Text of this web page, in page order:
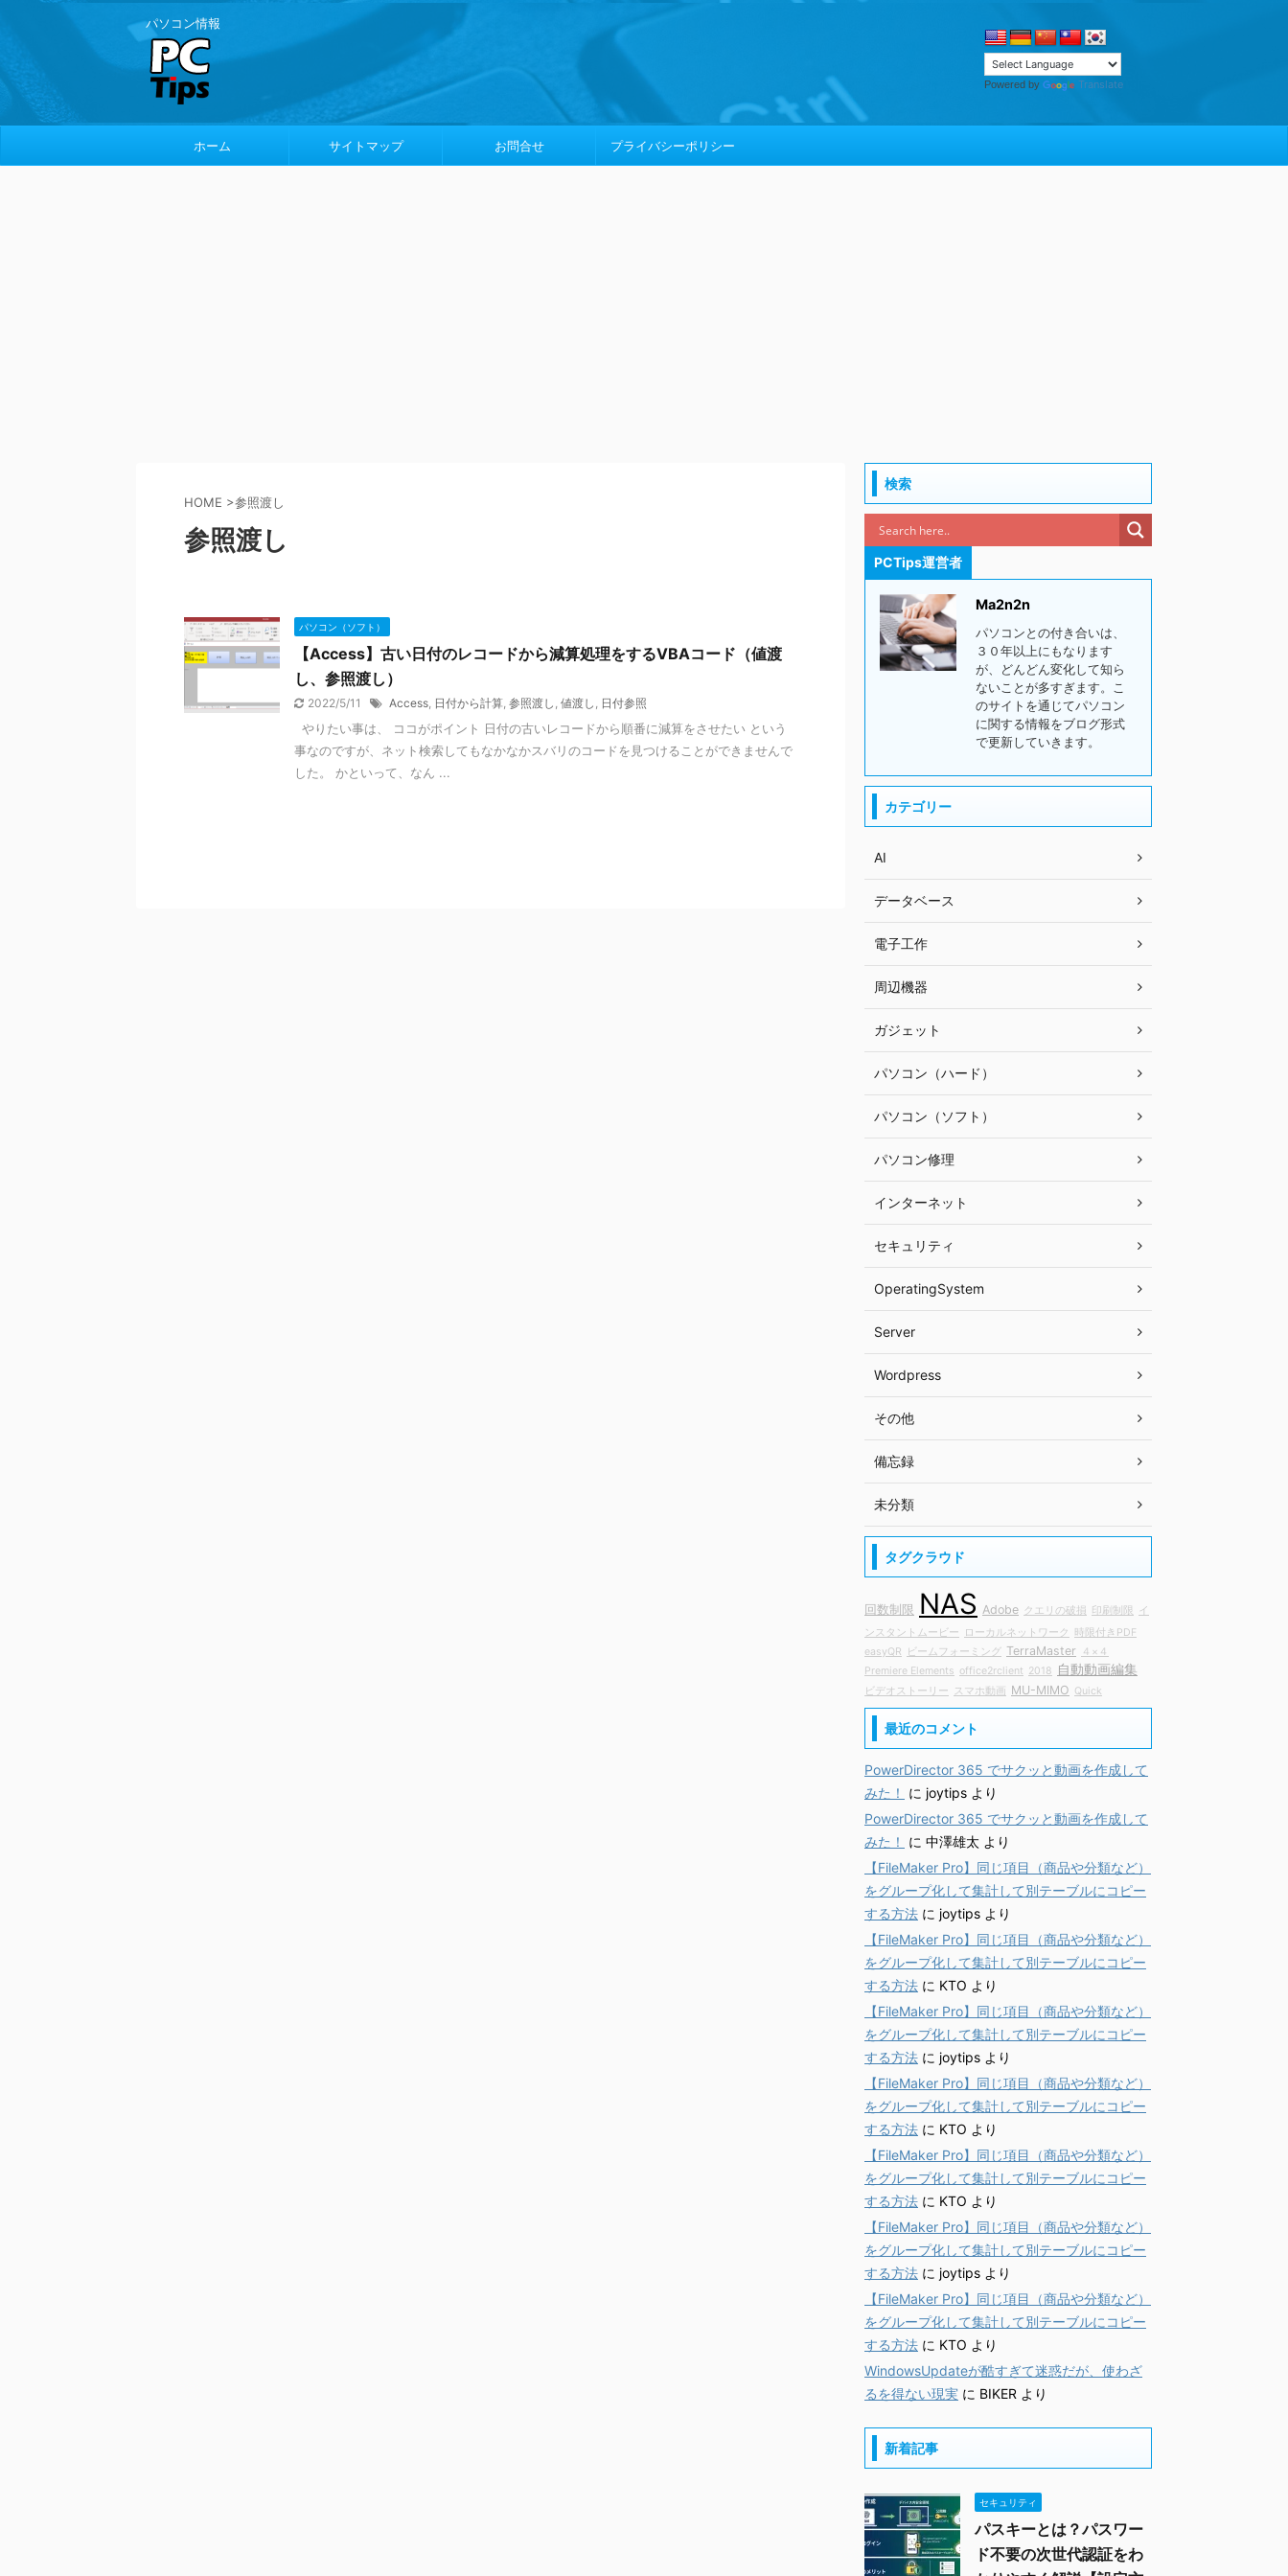
パソコン情報
Powered by Translate
ホーム サイトマップ お問合せ プライバシーポリシー
HOME >参照渡し
参照渡し
パソコン（ソフト）
【Access】古い日付のレコードから減算処理をするVBAコード（値渡
し、参照渡し）
2022/5/11 Access, 日付から計算, 参照渡し , 値渡し , 日付参照
やりたい事は、 ココがポイント 日付の古いレコードから順番に減算をさせたい という
事なのですが、ネット検索してもなかなかスバリのコードを見つけることができませんで
した。 かといって、なん ...
検索
PCTips運営者
Ma2n2n
パソコンとの付き合いは、
３０年以上にもなります
が、どんどん変化して知ら
ないことが多すぎます。こ
のサイトを通じてパソコン
に関する情報をブログ形式
で更新していきます。
カテゴリー
AI
データベース
電子工作
周辺機器
ガジェット
パソコン（ハード）
パソコン（ソフト）
パソコン修理
インターネット
セキュリティ
OperatingSystem
Server
Wordpress
その他
備忘録
未分類
タグクラウド
回数制限 NAS Adobe クエリの破損 印刷制限
イ
ンスタントムービー
ローカルネットワーク
時限付きPDF
easyQR
ビームフォーミング TerraMaster
４×４
Premiere Elements office2rclient 2018 自動動画編集
ビデオストーリー スマホ動画 MU-MIMO Quick
最近のコメント
PowerDirector 365 でサクッと動画を作成して
みた！
に joytips より
PowerDirector 365 でサクッと動画を作成して
みた！
に 中澤雄太 より
【FileMaker Pro】同じ項目（商品や分類など）
をグループ化して集計して別テーブルにコピー
する方法 に joytips より
【FileMaker Pro】同じ項目（商品や分類など）
をグループ化して集計して別テーブルにコピー
する方法 に KTO より
【FileMaker Pro】同じ項目（商品や分類など）
をグループ化して集計して別テーブルにコピー
する方法 に joytips より
【FileMaker Pro】同じ項目（商品や分類など）
をグループ化して集計して別テーブルにコピー
する方法 に KTO より
【FileMaker Pro】同じ項目（商品や分類など）
をグループ化して集計して別テーブルにコピー
する方法 に KTO より
【FileMaker Pro】同じ項目（商品や分類など）
をグループ化して集計して別テーブルにコピー
する方法 に joytips より
【FileMaker Pro】同じ項目（商品や分類など）
をグループ化して集計して別テーブルにコピー
する方法 に KTO より
WindowsUpdateが酷すぎて迷惑だが、使わざ
るを得ない現実 に BIKER より
新着記事
セキュリティ
パスキーとは？パスワー
ド不要の次世代認証をわ